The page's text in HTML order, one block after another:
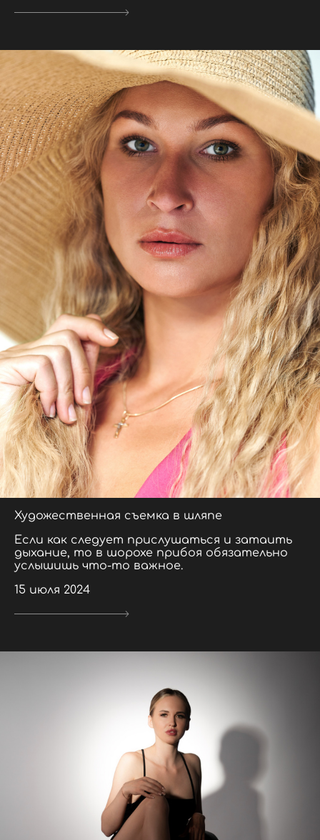
Художественная съемка в шляпе
Если как следует прислушаться и затаить
дыхание, то в шорохе прибоя обязательно
услышишь что-то важное.
15 июля 2024